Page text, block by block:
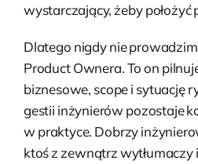
wystarczający, żeby położyć
Dlatego nigdy nie
Product Ownera. To on
biznesowe, scope i sytuację
gestii inżynierów pozostaje
w praktyce. Dobrzy
ktoś z zewnątrz